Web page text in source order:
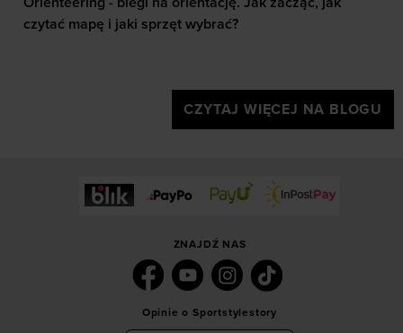
czytać mapę i jaki sprzęt wybrać?
CZYTAJ WIĘCEJ NA BLOGU
ZNAJDŹ NAS
Opinie o Sportstylestory